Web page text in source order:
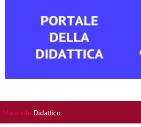
Materiale Didattico